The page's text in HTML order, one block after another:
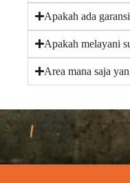
Apakah ada
Apakah melayani
Area mana saja